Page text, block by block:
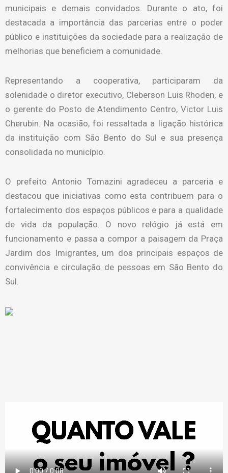
municipais e demais convidados. Durante o ato, foi
destacada a importância das parcerias entre o poder
público e instituições da sociedade para a realização de
melhorias que beneficiem a comunidade.
Representando a cooperativa, participaram da
solenidade o diretor executivo, Cleberson Luis Rhoden, e
o gerente do Posto de Atendimento Centro, Victor Luis
Cherubin. Na ocasião, foi ressaltada a ligação histórica
da instituição com São Bento do Sul e sua presença
consolidada no município.
O prefeito Antonio Tomazini agradeceu a parceria e
destacou que iniciativas como esta contribuem para o
fortalecimento dos espaços públicos e para a qualidade
de vida da população. O novo relógio já está em
funcionamento e passa a compor a paisagem da Praça
Jardim dos Imigrantes, um dos principais espaços de
convivência e circulação de pessoas em São Bento do
Sul.